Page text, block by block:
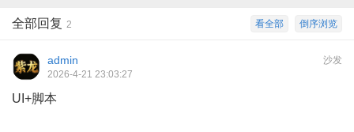
倒序浏览
看全部
全部回复 2
沙发
admin
2026-4-21 23:03:27
UI+脚本